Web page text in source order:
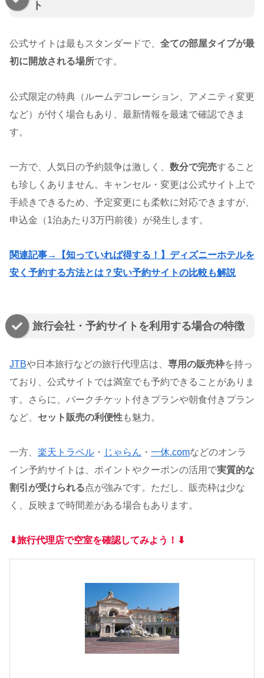
ト
公式サイトは最もスタンダードで、 全ての部屋タイプが最
初に開放される場所です。
公式限定の特典（ルームデコレーション、アメニティ変更
など）が付く場合もあり、最新情報を最速で確認できま
す。
一方で、人気日の予約競争は激しく、 数分で完売すること
も珍しくありません。キャンセル・変更は公式サイト上で
手続きできるため、予定変更にも柔軟に対応できますが、
申込金（1泊あたり3万円前後）が発生します。
関連記事→【知っていれば得する！】ディズニーホテルを
安く予約する方法とは？安い予約サイトの比較も解説
旅行会社・予約サイトを利用する場合の特徴
JTBや日本旅行などの旅行代理店は、 専用の販売枠を持っ
ており、公式サイトでは満室でも予約できることがありま
す。さらに、パークチケット付きプランや朝食付きプラン
など、 セット販売の利便性も魅力。
一方、 楽天トラベル ・ じゃらん ・ 一休.comなどのオンラ
イン予約サイトは、ポイントやクーポンの活用で実質的な
割引が受けられる点が強みです。ただし、販売枠は少な
く、反映まで時間差がある場合もあります。
⬇︎旅行代理店で空室を確認してみよう！⬇︎